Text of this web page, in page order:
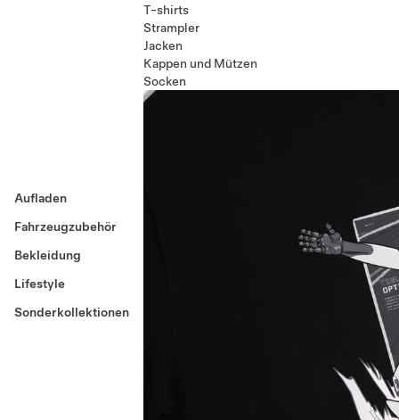
Aufladen
Fahrzeugzubehör
Bekleidung
Lifestyle
Sonderkollektionen
T-shirts
Strampler
Jacken
Kappen und Mützen
Socken